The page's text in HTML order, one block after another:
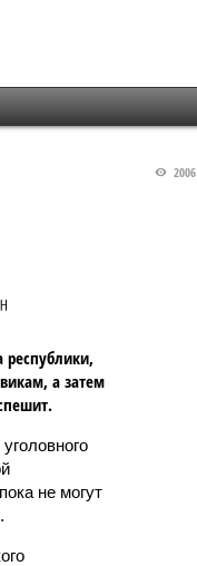
2006
республики,
а затем
не могут